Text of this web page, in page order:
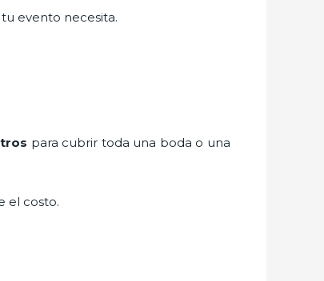
evento necesita.
para cubrir toda una boda o una
el costo.